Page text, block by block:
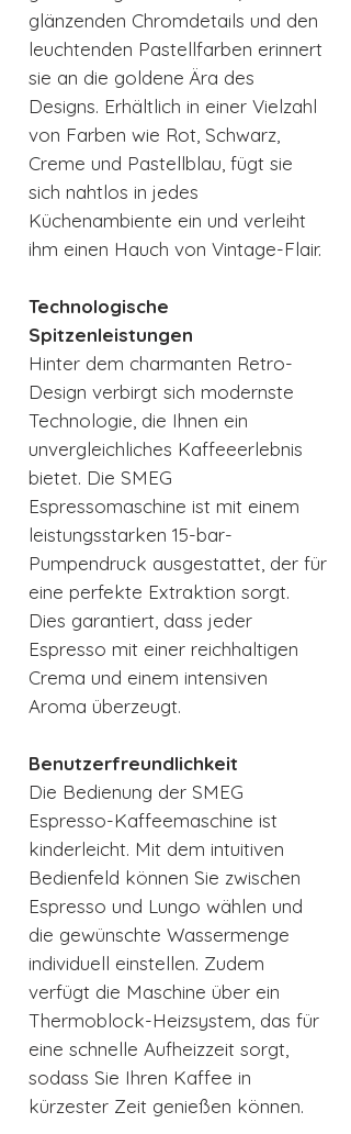
glänzenden Chromdetails und den
leuchtenden Pastellfarben erinnert
sie an die goldene Ära des
Designs. Erhältlich in einer Vielzahl
von Farben wie Rot, Schwarz,
Creme und Pastellblau, fügt sie
sich nahtlos in jedes
Küchenambiente ein und verleiht
ihm einen Hauch von Vintage-Flair.
Technologische
Spitzenleistungen
Hinter dem charmanten Retro-
Design verbirgt sich modernste
Technologie, die Ihnen ein
unvergleichliches Kaffeeerlebnis
bietet. Die SMEG
Espressomaschine ist mit einem
leistungsstarken 15-bar-
Pumpendruck ausgestattet, der für
eine perfekte Extraktion sorgt.
Dies garantiert, dass jeder
Espresso mit einer reichhaltigen
Crema und einem intensiven
Aroma überzeugt.
Benutzerfreundlichkeit
Die Bedienung der SMEG
Espresso-Kaffeemaschine ist
kinderleicht. Mit dem intuitiven
Bedienfeld können Sie zwischen
Espresso und Lungo wählen und
die gewünschte Wassermenge
individuell einstellen. Zudem
verfügt die Maschine über ein
Thermoblock-Heizsystem, das für
eine schnelle Aufheizzeit sorgt,
sodass Sie Ihren Kaffee in
kürzester Zeit genießen können.